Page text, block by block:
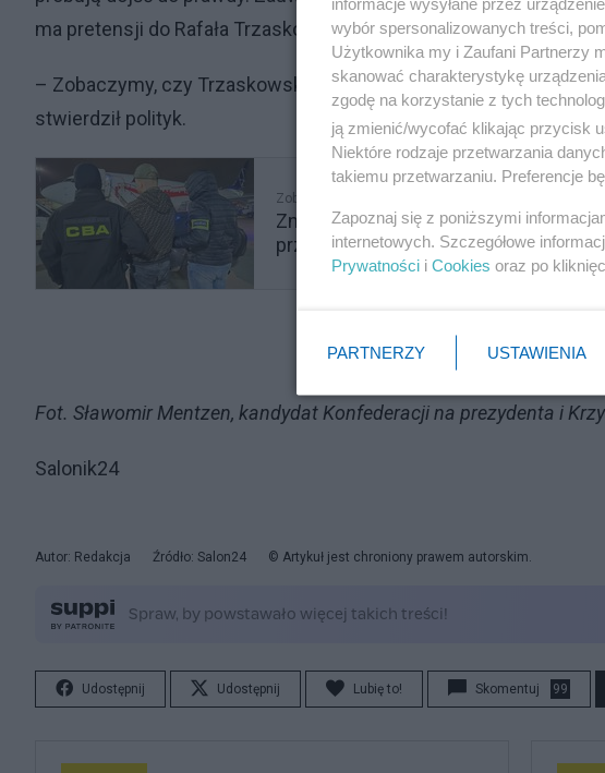
ma pretensji do Rafała Trzaskowskiego o to, że ten nie pojawia
– Zobaczymy, czy Trzaskowski będzie miał odwagę, żeby ze
stwierdził polityk.
Zobacz także
Znamy treść zeznań Szopy.
przekazał
Reklama
Fot. Sławomir Mentzen, kandydat Konfederacji na prezydenta i
Salonik24
Autor: Redakcja Źródło: Salon24 © Artykuł jest chroniony prawem autorskim.
Udostępnij Udostępnij Lubię to! Skomentuj 99
wybór spersonalizowanych treści,
Użytkownika my i Zaufani Partnerzy
skanować charakterystykę
zgodę na korzystanie z tych
ją zmienić/wycofać klikając przycisk
Niektóre rodzaje przetwarzania
takiemu przetwarzaniu. Preferencje
Zapoznaj się z poniższymi
internetowych. Szczegółowe
Prywatności i Cookies oraz po
PARTNERZY USTAWIENIA